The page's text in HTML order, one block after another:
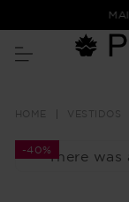
Frete Grátis
VESTIDOS
There
-40%